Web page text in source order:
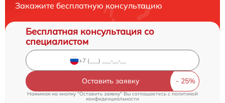
Закажите бесплатную консультацию
Бесплатная консультация со
специалистом
Оставить заявку
Нажимая на кнопку "Оставить заявку" Вы соглашаетесь c политикой
конфиденциальности